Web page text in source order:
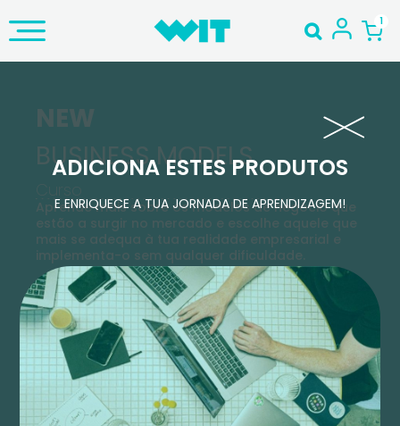
NEW
BUSINESS MODELS
Aprende mais sobre os modelos de negócio que
estão a surgir no mercado e escolhe aquele que
mais se adequa à tua realidade empresarial e
implementa-o sem qualquer dificuldade.
ADICIONA ESTES PRODUTOS
E ENRIQUECE A TUA JORNADA DE APRENDIZAGEM!